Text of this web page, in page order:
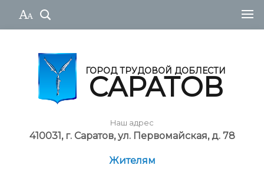
ГОРОД ТРУДОВОЙ ДОБЛЕСТИ
САРАТОВ
Наш адрес
410031, г. Саратов, ул. Первомайская, д. 78
Жителям